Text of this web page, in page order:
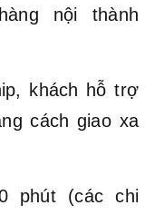
nội thành
khách hỗ trợ
cách giao xa
phút (các chi